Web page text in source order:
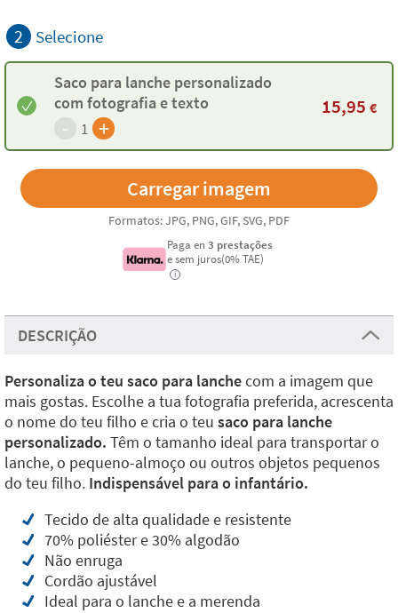
2 Selecione
Saco para lanche personalizado
com fotografia e texto
- 1 +
15,95 €
Formatos: JPG, PNG, GIF, SVG, PDF
Paga en3 prestações
e sem juros(0% TAE)
i
DESCRIÇÃO
Personaliza o teu saco para lanchecom a imagem que
mais gostas. Escolhe a tua fotografia preferida, acrescenta
o nome do teu filho e cria o teu saco para lanche
personalizado. Têm o tamanho ideal para transportar o
lanche, o pequeno-almoço ou outros objetos pequenos
do teu filho. Indispensável para o infantário.
Tecido de alta qualidade e resistente
70% poliéster e 30% algodão
Não enruga
Cordão ajustável
Ideal para o lanche e a merenda